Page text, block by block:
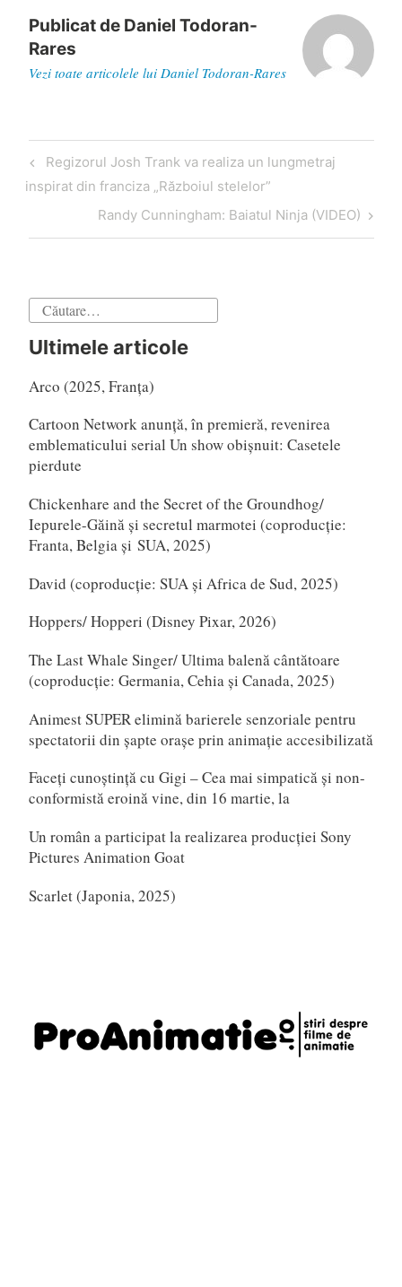
Publicat de Daniel Todoran-
Rares
Vezi toate articolele lui Daniel Todoran-Rares
Navigare
în
articole
Articol
anterior
Regizorul Josh Trank va realiza un lungmetraj
inspirat din franciza „Războiul stelelor”
Articol
următor
Randy Cunningham: Baiatul Ninja (VIDEO)
Caută
Ultimele articole
Arco (2025, Franța)
Cartoon Network anunță, în premieră, revenirea
emblematicului serial Un show obișnuit: Casetele
pierdute
Chickenhare and the Secret of the Groundhog/
Iepurele-Găină și secretul marmotei (coproducție:
Franta, Belgia și SUA, 2025)
David (coproducție: SUA și Africa de Sud, 2025)
Hoppers/ Hopperi (Disney Pixar, 2026)
The Last Whale Singer/ Ultima balenă cântătoare
(coproducție: Germania, Cehia și Canada, 2025)
Animest SUPER elimină barierele senzoriale pentru
spectatorii din șapte orașe prin animație accesibilizată
Faceți cunoștință cu Gigi – Cea mai simpatică și non-
conformistă eroină vine, din 16 martie, la
Un român a participat la realizarea producției Sony
Pictures Animation Goat
Scarlet (Japonia, 2025)